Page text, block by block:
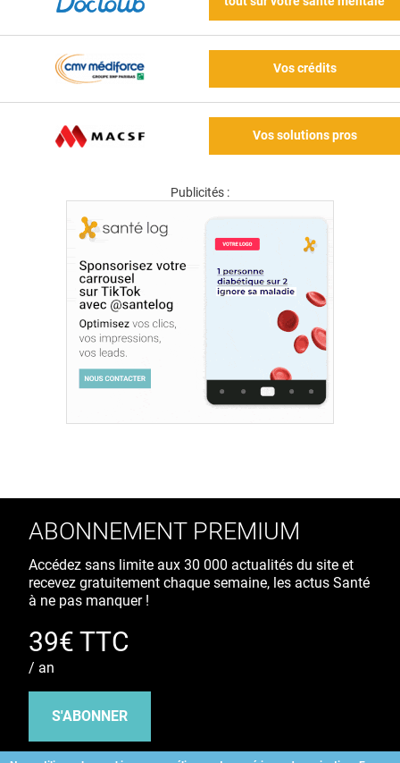
Vos crédits
Vos solutions pros
Publicités :
ABONNEMENT PREMIUM
Accédez sans limite aux 30 000 actualités du site et
recevez gratuitement chaque semaine, les actus Santé
à ne pas manquer !
39€ TTC
/ an
S'ABONNER